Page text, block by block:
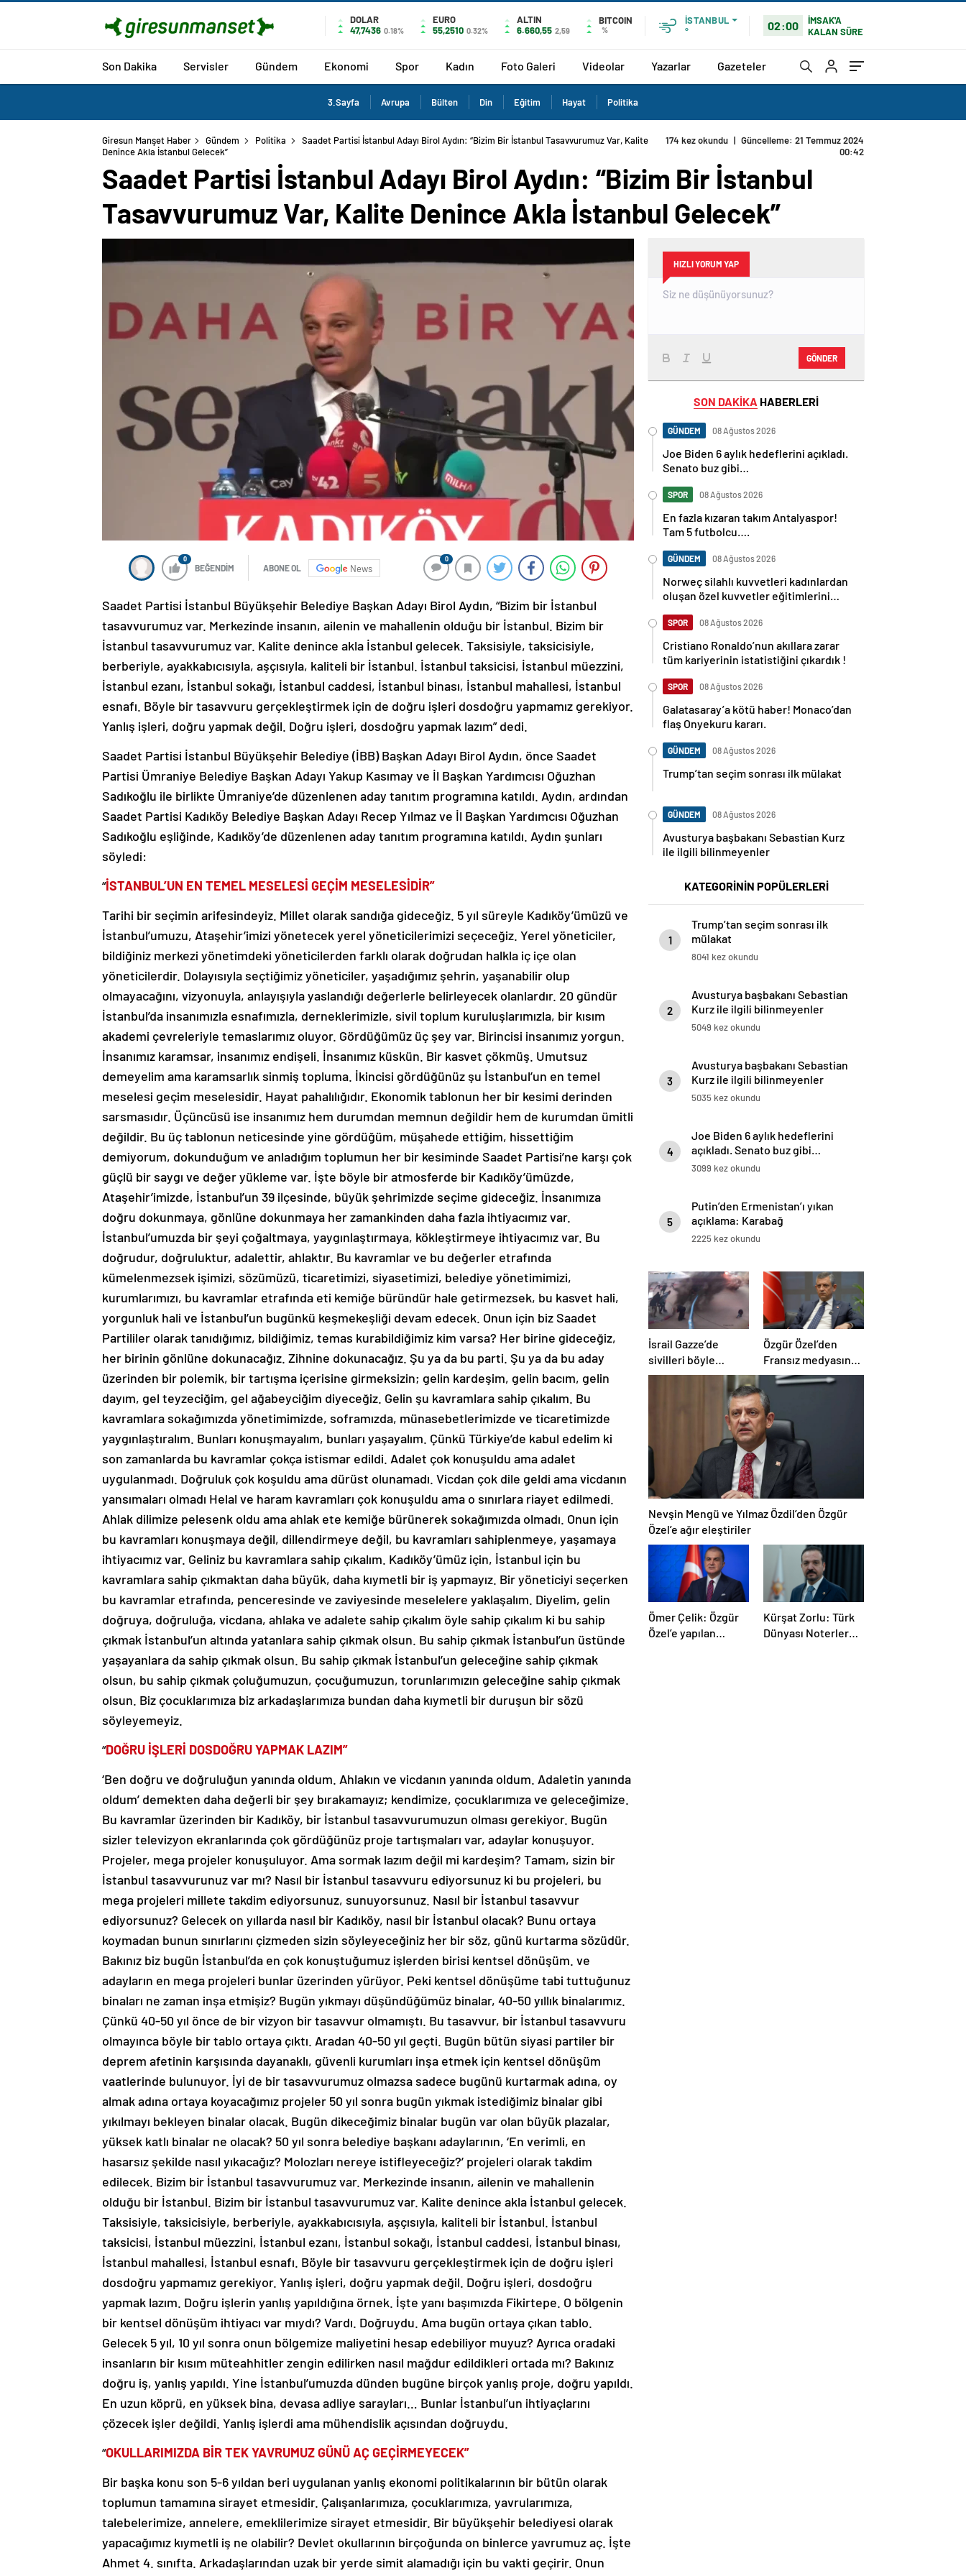
DOLAR
47,7436 0.18%
EURO
55,2510 0.32%
ALTIN
6.660,55 2,59
BITCOIN
%
İSTANBUL
°
02:00
İMSAK'A
KALAN SÜRE
Son Dakika Servisler Gündem Ekonomi Spor Kadın Foto Galeri Videolar Yazarlar Gazeteler
3.Sayfa Avrupa Bülten Din Eğitim Hayat Politika
Giresun Manşet Haber Gündem Politika Saadet Partisi İstanbul Adayı Birol Aydın: “Bizim Bir İstanbul Tasavvurumuz Var, Kalite Denince Akla İstanbul Gelecek”
Saadet Partisi İstanbul Adayı Birol Aydın: “Bizim Bir İstanbul
Tasavvurumuz Var, Kalite Denince Akla İstanbul Gelecek”
News
tasavvurumuz var. Merkezinde insanın, ailenin ve mahallenin olduğu bir İstanbul. Bizim bir
İstanbul tasavvurumuz var. Kalite denince akla İstanbul gelecek. Taksisiyle, taksicisiyle,
berberiyle, ayakkabıcısıyla, aşçısıyla, kaliteli bir İstanbul. İstanbul taksicisi, İstanbul müezzini,
İstanbul ezanı, İstanbul sokağı, İstanbul caddesi, İstanbul binası, İstanbul mahallesi, İstanbul
esnafı. Böyle bir tasavvuru gerçekleştirmek için de doğru işleri dosdoğru yapmamız gerekiyor.
Yanlış işleri, doğru yapmak değil. Doğru işleri, dosdoğru yapmak lazım” dedi.
Partisi Ümraniye Belediye Başkan Adayı Yakup Kasımay ve İl Başkan Yardımcısı Oğuzhan
Sadıkoğlu ile birlikte Ümraniye’de düzenlenen aday tanıtım programına katıldı. Aydın, ardından
Saadet Partisi Kadıköy Belediye Başkan Adayı Recep Yılmaz ve İl Başkan Yardımcısı Oğuzhan
Sadıkoğlu eşliğinde, Kadıköy’de düzenlenen aday tanıtım programına katıldı. Aydın şunları
söyledi:
İstanbul’umuzu, Ataşehir’imizi yönetecek yerel yöneticilerimizi seçeceğiz. Yerel yöneticiler,
bildiğiniz merkezi yönetimdeki yöneticilerden farklı olarak doğrudan halkla iç içe olan
yöneticilerdir. Dolayısıyla seçtiğimiz yöneticiler, yaşadığımız şehrin, yaşanabilir olup
olmayacağını, vizyonuyla, anlayışıyla yaslandığı değerlerle belirleyecek olanlardır. 20 gündür
İstanbul’da insanımızla esnafımızla, derneklerimizle, sivil toplum kuruluşlarımızla, bir kısım
akademi çevreleriyle temaslarımız oluyor. Gördüğümüz üç şey var. Birincisi insanımız yorgun.
İnsanımız karamsar, insanımız endişeli. İnsanımız küskün. Bir kasvet çökmüş. Umutsuz
demeyelim ama karamsarlık sinmiş topluma. İkincisi gördüğünüz şu İstanbul’un en temel
meselesi geçim meselesidir. Hayat pahalılığıdır. Ekonomik tablonun her bir kesimi derinden
sarsmasıdır. Üçüncüsü ise insanımız hem durumdan memnun değildir hem de kurumdan ümitli
değildir. Bu üç tablonun neticesinde yine gördüğüm, müşahede ettiğim, hissettiğim
demiyorum, dokunduğum ve anladığım toplumun her bir kesiminde Saadet Partisi’ne karşı çok
güçlü bir saygı ve değer yükleme var. İşte böyle bir atmosferde bir Kadıköy’ümüzde,
Ataşehir’imizde, İstanbul’un 39 ilçesinde, büyük şehrimizde seçime gideceğiz. İnsanımıza
doğru dokunmaya, gönlüne dokunmaya her zamankinden daha fazla ihtiyacımız var.
İstanbul’umuzda bir şeyi çoğaltmaya, yaygınlaştırmaya, kökleştirmeye ihtiyacımız var. Bu
doğrudur, doğruluktur, adalettir, ahlaktır. Bu kavramlar ve bu değerler etrafında
kümelenmezsek işimizi, sözümüzü, ticaretimizi, siyasetimizi, belediye yönetimimizi,
kurumlarımızı, bu kavramlar etrafında eti kemiğe büründür hale getirmezsek, bu kasvet hali,
yorgunluk hali ve İstanbul’un bugünkü keşmekeşliği devam edecek. Onun için biz Saadet
Partililer olarak tanıdığımız, bildiğimiz, temas kurabildiğimiz kim varsa? Her birine gideceğiz,
her birinin gönlüne dokunacağız. Zihnine dokunacağız. Şu ya da bu parti. Şu ya da bu aday
üzerinden bir polemik, bir tartışma içerisine girmeksizin; gelin kardeşim, gelin bacım, gelin
dayım, gel teyzeciğim, gel ağabeyciğim diyeceğiz. Gelin şu kavramlara sahip çıkalım. Bu
kavramlara sokağımızda yönetimimizde, soframızda, münasebetlerimizde ve ticaretimizde
yaygınlaştıralım. Bunları konuşmayalım, bunları yaşayalım. Çünkü Türkiye’de kabul edelim ki
son zamanlarda bu kavramlar çokça istismar edildi. Adalet çok konuşuldu ama adalet
uygulanmadı. Doğruluk çok koşuldu ama dürüst olunamadı. Vicdan çok dile geldi ama vicdanın
yansımaları olmadı Helal ve haram kavramları çok konuşuldu ama o sınırlara riayet edilmedi.
Ahlak dilimize pelesenk oldu ama ahlak ete kemiğe bürünerek sokağımızda olmadı. Onun için
bu kavramları konuşmaya değil, dillendirmeye değil, bu kavramları sahiplenmeye, yaşamaya
ihtiyacımız var. Geliniz bu kavramlara sahip çıkalım. Kadıköy’ümüz için, İstanbul için bu
kavramlara sahip çıkmaktan daha büyük, daha kıymetli bir iş yapmayız. Bir yöneticiyi seçerken
bu kavramlar etrafında, penceresinde ve zaviyesinde meselelere yaklaşalım. Diyelim, gelin
doğruya, doğruluğa, vicdana, ahlaka ve adalete sahip çıkalım öyle sahip çıkalım ki bu sahip
çıkmak İstanbul’un altında yatanlara sahip çıkmak olsun. Bu sahip çıkmak İstanbul’un üstünde
yaşayanlara da sahip çıkmak olsun. Bu sahip çıkmak İstanbul’un geleceğine sahip çıkmak
olsun, bu sahip çıkmak çoluğumuzun, çocuğumuzun, torunlarımızın geleceğine sahip çıkmak
olsun. Biz çocuklarımıza biz arkadaşlarımıza bundan daha kıymetli bir duruşun bir sözü
söyleyemeyiz.
oldum’ demekten daha değerli bir şey bırakamayız; kendimize, çocuklarımıza ve geleceğimize.
Bu kavramlar üzerinden bir Kadıköy, bir İstanbul tasavvurumuzun olması gerekiyor. Bugün
sizler televizyon ekranlarında çok gördüğünüz proje tartışmaları var, adaylar konuşuyor.
Projeler, mega projeler konuşuluyor. Ama sormak lazım değil mi kardeşim? Tamam, sizin bir
İstanbul tasavvurunuz var mı? Nasıl bir İstanbul tasavvuru ediyorsunuz ki bu projeleri, bu
mega projeleri millete takdim ediyorsunuz, sunuyorsunuz. Nasıl bir İstanbul tasavvur
ediyorsunuz? Gelecek on yıllarda nasıl bir Kadıköy, nasıl bir İstanbul olacak? Bunu ortaya
koymadan bunun sınırlarını çizmeden sizin söyleyeceğiniz her bir söz, günü kurtarma sözüdür.
Bakınız biz bugün İstanbul’da en çok konuştuğumuz işlerden birisi kentsel dönüşüm. ve
adayların en mega projeleri bunlar üzerinden yürüyor. Peki kentsel dönüşüme tabi tuttuğunuz
binaları ne zaman inşa etmişiz? Bugün yıkmayı düşündüğümüz binalar, 40-50 yıllık binalarımız.
Çünkü 40-50 yıl önce de bir vizyon bir tasavvur olmamıştı. Bu tasavvur, bir İstanbul tasavvuru
olmayınca böyle bir tablo ortaya çıktı. Aradan 40-50 yıl geçti. Bugün bütün siyasi partiler bir
deprem afetinin karşısında dayanaklı, güvenli kurumları inşa etmek için kentsel dönüşüm
vaatlerinde bulunuyor. İyi de bir tasavvurumuz olmazsa sadece bugünü kurtarmak adına, oy
almak adına ortaya koyacağımız projeler 50 yıl sonra bugün yıkmak istediğimiz binalar gibi
yıkılmayı bekleyen binalar olacak. Bugün dikeceğimiz binalar bugün var olan büyük plazalar,
yüksek katlı binalar ne olacak? 50 yıl sonra belediye başkanı adaylarının, ‘En verimli, en
hasarsız şekilde nasıl yıkacağız? Molozları nereye istifleyeceğiz?’ projeleri olarak takdim
edilecek. Bizim bir İstanbul tasavvurumuz var. Merkezinde insanın, ailenin ve mahallenin
olduğu bir İstanbul. Bizim bir İstanbul tasavvurumuz var. Kalite denince akla İstanbul gelecek.
Taksisiyle, taksicisiyle, berberiyle, ayakkabıcısıyla, aşçısıyla, kaliteli bir İstanbul. İstanbul
taksicisi, İstanbul müezzini, İstanbul ezanı, İstanbul sokağı, İstanbul caddesi, İstanbul binası,
İstanbul mahallesi, İstanbul esnafı. Böyle bir tasavvuru gerçekleştirmek için de doğru işleri
dosdoğru yapmamız gerekiyor. Yanlış işleri, doğru yapmak değil. Doğru işleri, dosdoğru
yapmak lazım. Doğru işlerin yanlış yapıldığına örnek. İşte yanı başımızda Fikirtepe. O bölgenin
bir kentsel dönüşüm ihtiyacı var mıydı? Vardı. Doğruydu. Ama bugün ortaya çıkan tablo.
Gelecek 5 yıl, 10 yıl sonra onun bölgemize maliyetini hesap edebiliyor muyuz? Ayrıca oradaki
insanların bir kısım müteahhitler zengin edilirken nasıl mağdur edildikleri ortada mı? Bakınız
doğru iş, yanlış yapıldı. Yine İstanbul’umuzda dünden bugüne birçok yanlış proje, doğru yapıldı.
En uzun köprü, en yüksek bina, devasa adliye sarayları… Bunlar İstanbul’un ihtiyaçlarını
çözecek işler değildi. Yanlış işlerdi ama mühendislik açısından doğruydu.
toplumun tamamına sirayet etmesidir. Çalışanlarımıza, çocuklarımıza, yavrularımıza,
talebelerimize, annelere, emeklilerimize sirayet etmesidir. Bir büyükşehir belediyesi olarak
yapacağımız kıymetli iş ne olabilir? Devlet okullarının birçoğunda on binlerce yavrumuz aç. İşte
Ahmet 4. sınıfta. Arkadaşlarından uzak bir yerde simit alamadığı için bu vakti geçirir. Onun
karnını doyurmak için kantin kart projemizi devreye sokacağız. Okullarımızda bir tek yavrumuz
HIZLI YORUM YAP
GÖNDER
Joe Biden 6 aylık hedeflerini açıkladı.
Senato buz gibi…
En fazla kızaran takım Antalyaspor!
Tam 5 futbolcu….
Norweç silahlı kuvvetleri kadınlardan
oluşan özel kuvvetler eğitimlerini
başlattı.
Cristiano Ronaldo’nun akıllara zarar
tüm kariyerinin istatistiğini çıkardık !
Galatasaray’a kötü haber! Monaco’dan
flaş Onyekuru kararı.
Trump’tan seçim sonrası ilk mülakat
Avusturya başbakanı Sebastian Kurz
ile ilgili bilinmeyenler
1
mülakat
8041 kez okundu
2
Kurz ile ilgili bilinmeyenler
5049 kez okundu
3
Kurz ile ilgili bilinmeyenler
5035 kez okundu
4
açıkladı. Senato buz gibi…
3099 kez okundu
5
açıklama: Karabağ
Azerbaycan’ın ayrılmaz bir
parçasıdır!
2225 kez okundu
İsrail Gazze’de
sivilleri böyle
vurdu… En az 80
kişi hayatını
Özgür Özel’den
Fransız medyasına
İngiltere sitemi
Nevşin Mengü ve Yılmaz Özdil’den Özgür
Özel’e ağır eleştiriler
Ömer Çelik: Özgür
Özel’e yapılan
saldırıyı
Kürşat Zorlu: Türk
Dünyası Noterler
Birliği kuruldu